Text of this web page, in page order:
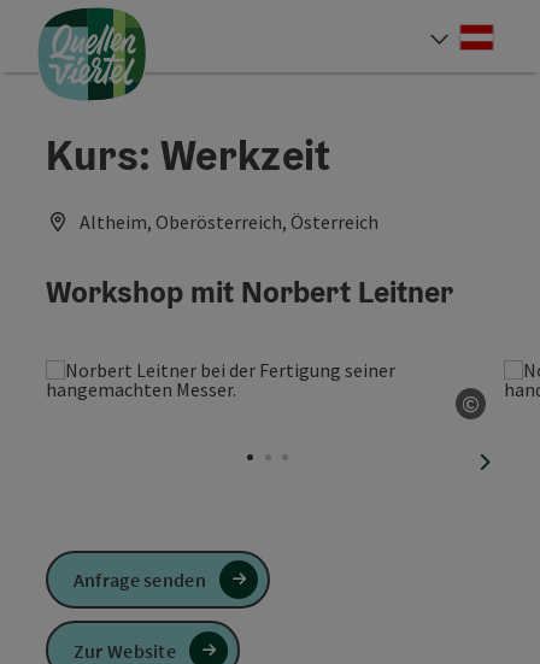
Zum Inhalt
Zur Navigation
Zum Seitenanfang
Kurs: Werkzeit
Altheim, Oberösterreich, Österreich
Workshop mit Norbert Leitner
©
Anfrage senden
Zur Website